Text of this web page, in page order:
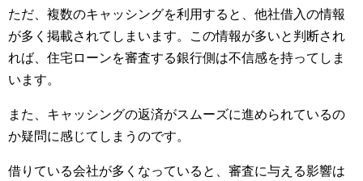
ただ、複数のキャッシングを利用すると、他社借入の情報
が多く掲載されてしまいます。この情報が多いと判断され
れば、住宅ローンを審査する銀行側は不信感を持ってしま
います。
また、キャッシングの返済がスムーズに進められているの
か疑問に感じてしまうのです。
借りている会社が多くなっていると、審査に与える影響は